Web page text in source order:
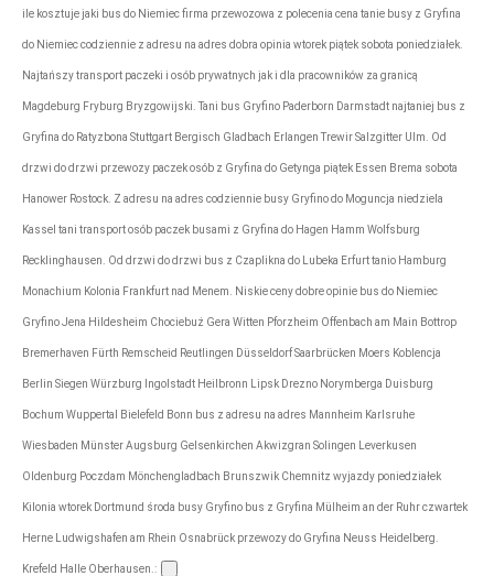
ile kosztuje jaki bus do Niemiec firma przewozowa z polecenia cena tanie busy z Gryfina
do Niemiec codziennie z adresu na adres dobra opinia wtorek piątek sobota poniedziałek.
Najtańszy transport paczeki i osób prywatnych jak i dla pracowników za granicą
Magdeburg Fryburg Bryzgowijski. Tani bus Gryfino Paderborn Darmstadt najtaniej bus z
Gryfina do Ratyzbona Stuttgart Bergisch Gladbach Erlangen Trewir Salzgitter Ulm. Od
drzwi do drzwi przewozy paczek osób z Gryfina do Getynga piątek Essen Brema sobota
Hanower Rostock. Z adresu na adres codziennie busy Gryfino do Moguncja niedziela
Kassel tani transport osób paczek busami z Gryfina do Hagen Hamm Wolfsburg
Recklinghausen. Od drzwi do drzwi bus z Czaplikna do Lubeka Erfurt tanio Hamburg
Monachium Kolonia Frankfurt nad Menem. Niskie ceny dobre opinie bus do Niemiec
Gryfino Jena Hildesheim Chociebuż Gera Witten Pforzheim Offenbach am Main Bottrop
Bremerhaven Fürth Remscheid Reutlingen Düsseldorf Saarbrücken Moers Koblencja
Berlin Siegen Würzburg Ingolstadt Heilbronn Lipsk Drezno Norymberga Duisburg
Bochum Wuppertal Bielefeld Bonn bus z adresu na adres Mannheim Karlsruhe
Wiesbaden Münster Augsburg Gelsenkirchen Akwizgran Solingen Leverkusen
Oldenburg Poczdam Mönchengladbach Brunszwik Chemnitz wyjazdy poniedziałek
Kilonia wtorek Dortmund środa busy Gryfino bus z Gryfina Mülheim an der Ruhr czwartek
Herne Ludwigshafen am Rhein Osnabrück przewozy do Gryfina Neuss Heidelberg.
Krefeld Halle Oberhausen.: